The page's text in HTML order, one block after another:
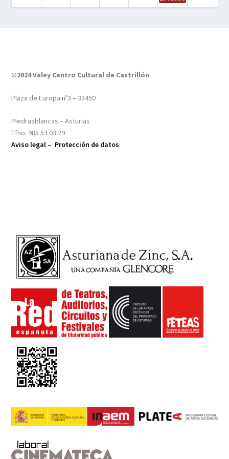
©2024 Valey Centro Cultural de Castrillón
Plaza de Europa nº3 – 33450
Piedrasblancas – Asturias
Tfno: 985 53 03 29
Aviso legal – Protección de datos